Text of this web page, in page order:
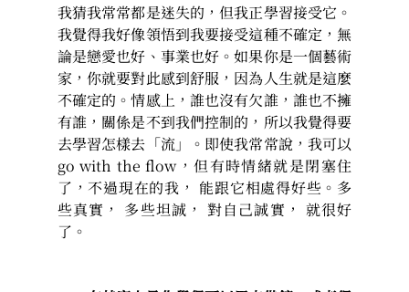
我猜我常常都是迷失的，但我正學習接受它。
我覺得我好像領悟到我要接受這種不確定，無
論是戀愛也好、事業也好。如果你是一個藝術
家，你就要對此感到舒服，因為人生就是這麼
不確定的。情感上，誰也沒有欠誰，誰也不擁
有誰，關係是不到我們控制的，所以我覺得要
去學習怎樣去「流」。即使我常常說，我可以
go with the flow，但有時情緒就是閉塞住
了，不過現在的我， 能跟它相處得好些。多
些真實， 多些坦誠， 對自己誠實， 就很好
了。